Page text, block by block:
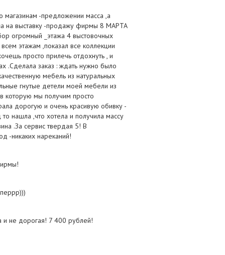
магазинам -предложении масса ,а
на выставку -продажу фирмы 8 МАРТА
огромный _этажа 4 выстовочных
этажам ,показал все коллекции
просто прилечь отдохнуть , и
.Сделала заказ : ждать нужно было
мебель из натуральных
гнутые детели моей мебели из
которую мы получим просто
дорогую и очень красивую обивку -
нашла ,что хотела и получила массу
.За сервис твердая 5! В
-никаких нареканий!
и не дорогая! 7 400 рублей!